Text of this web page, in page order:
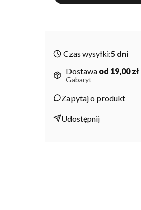
Czas wysyłki:5 dni
Dostawa od 19,00 zł
Gabaryt
Zapytaj o produkt
Udostępnij